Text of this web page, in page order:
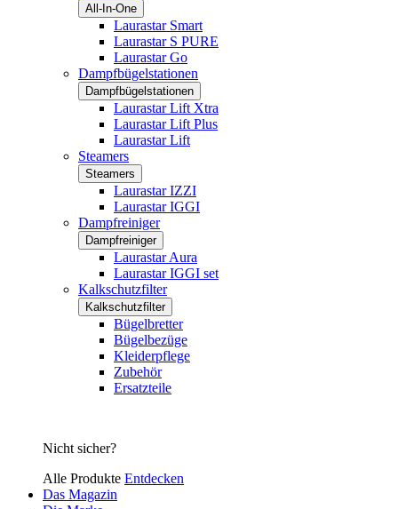
All-In-One
Laurastar Smart
Laurastar S PURE
Laurastar Go
Dampfbügelstationen
Dampfbügelstationen
Laurastar Lift Xtra
Laurastar Lift Plus
Laurastar Lift
Steamers
Steamers
Laurastar IZZI
Laurastar IGGI
Dampfreiniger
Dampfreiniger
Laurastar Aura
Laurastar IGGI set
Kalkschutzfilter
Kalkschutzfilter
Bügelbretter
Bügelbezüge
Kleiderpflege
Zubehör
Ersatzteile
Nicht sicher?
Alle Produkte Entdecken
Das Magazin